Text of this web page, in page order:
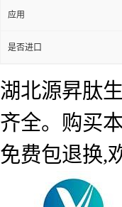
应用
是否进口
湖北源昇肽
齐全。购买
免费包退换,